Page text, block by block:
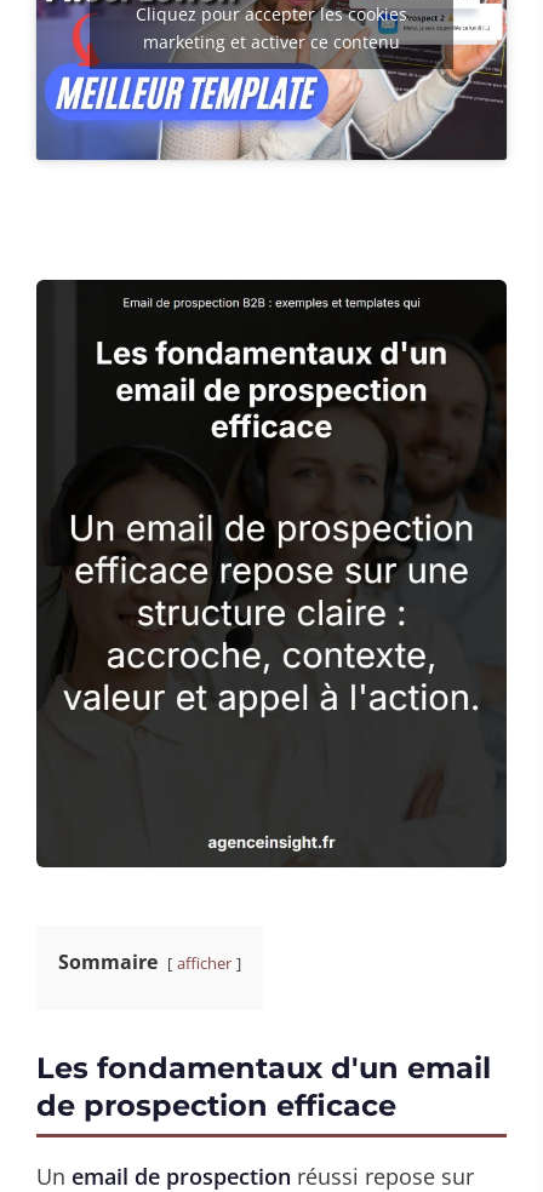
Cliquez pour accepter les cookies
marketing et activer ce contenu
Sommaire afficher
Les fondamentaux d'un email
de prospection efficace
Un email de prospection réussi repose sur